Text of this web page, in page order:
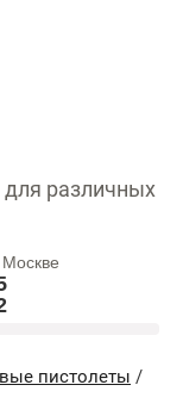
различных
пистолеты /